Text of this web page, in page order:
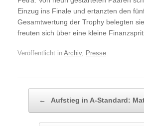
Einzug ins Finale und ertanzten den
Gesamtwertung der Trophy belegten
freuten sich über eine kleine
Veröffentlicht in Archiv, Presse
← Aufstieg in A-Standard: